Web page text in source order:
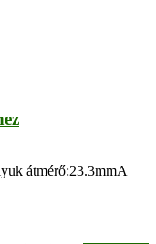
átmérő:23.3mmA